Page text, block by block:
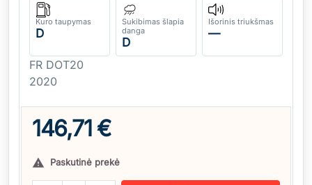
Kuro taupymas
D
Sukibimas šlapia
danga
D
Išorinis triukšmas
—
FR DOT20
2020
146,71 €
 Paskutinė prekė